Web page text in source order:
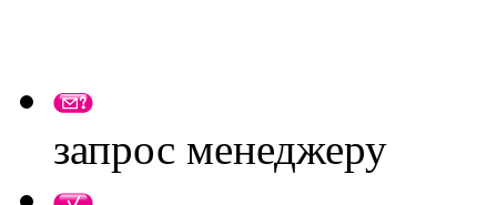
запрос менеджеру